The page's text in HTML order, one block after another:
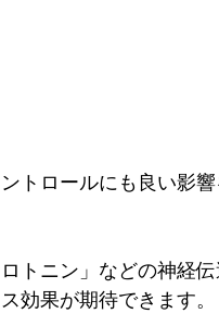
トロールにも良い影響
トニン」などの神経伝
効果が期待できます。